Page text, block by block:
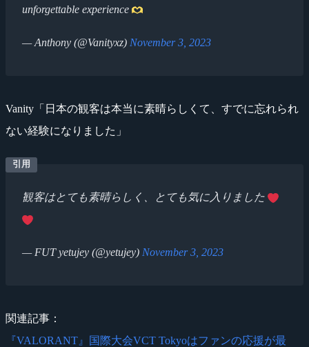
unforgettable experience
— Anthony (@Vanityxz) November 3, 2023
Vanity「日本の観客は本当に素晴らしくて、すでに忘れられ
ない経験になりました」
観客はとても素晴らしく、とても気に入りました
— FUT yetujey (@yetujey) November 3, 2023
関連記事：
『VALORANT』国際大会VCT Tokyoはファンの応援が最